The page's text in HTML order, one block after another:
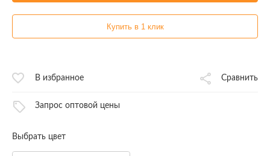
Купить в 1 клик
В избранное Сравнить
Запрос оптовой цены
Выбрать цвет